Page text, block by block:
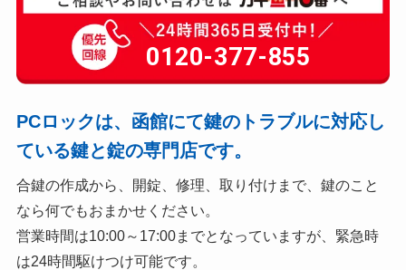
0120-377-855
PCロックは、函館にて鍵のトラブルに対応し
ている鍵と錠の専門店です。
合鍵の作成から、開錠、修理、取り付けまで、鍵のこと
なら何でもおまかせください。
営業時間は10:00～17:00までとなっていますが、緊急時
は24時間駆けつけ可能です。